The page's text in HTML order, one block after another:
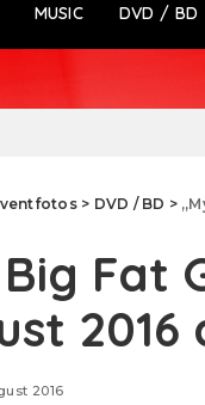
MUSIC DVD / BD
> DVD / BD >
Fat
2016